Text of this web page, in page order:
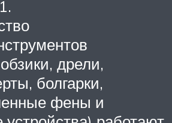
дрели,
болгарки,
фены и